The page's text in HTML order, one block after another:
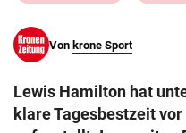
search
eingeben
Von krone Sport
Lewis Hamilton hat
klare Tagesbestzeit